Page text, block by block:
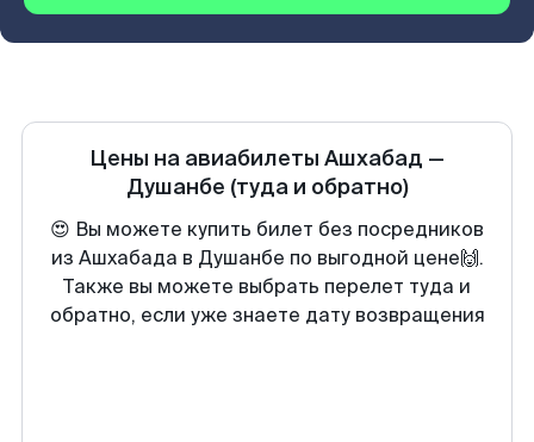
Цены на авиабилеты Ашхабад —
Душанбе (туда и обратно)
😍 Вы можете купить билет без посредников
из Ашхабада в Душанбе по выгодной цене🙌.
Также вы можете выбрать перелет туда и
обратно, если уже знаете дату возвращения